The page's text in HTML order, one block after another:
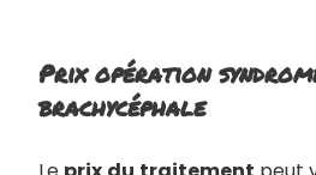
Prix opération
brachycéphale